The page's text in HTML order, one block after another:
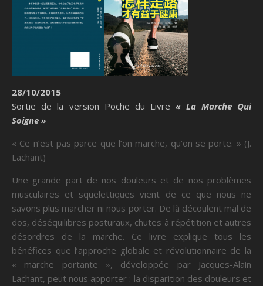
28/10/2015
Sortie de la version Poche du Livre« La Marche Qui
Soigne »
« Ce n’est pas parce que l’on marche, qu’on se porte. » (J.
Lachant)
Une grande part de nos douleurs et de nos problèmes
musculaires et squelettiques vient de ce que nous ne
savons plus marcher ni nous porter. De là découlent mal de
dos, déséquilibres posturaux, chutes à répétition et autres
désordres de la marche. Ce livre explique tous les
bénéfices que l’approche globale et révolutionnaire de la
« marche portante », développée par Jacques-Alain
Lachant, peut nous apporter : la disparition des douleurs et